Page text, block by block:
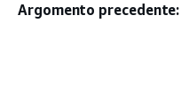
Argomento precedente: